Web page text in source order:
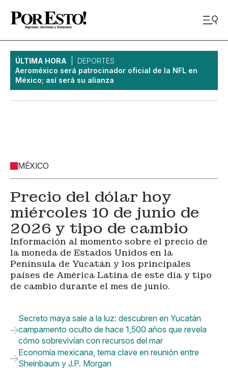
ÚLTIMA HORA
DEPORTES
Aeroméxico será patrocinador oficial de la NFL en
México; así será su alianza
MÉXICO
Precio del dólar hoy
miércoles 10 de junio de
2026 y tipo de cambio
Información al momento sobre el precio de
la moneda de Estados Unidos en la
Península de Yucatán y los principales
países de América Latina de este día y tipo
de cambio durante el mes de junio.
Secreto maya sale a la luz: descubren en Yucatán
campamento oculto de hace 1,500 años que revela
cómo sobrevivían con recursos del mar
Economía mexicana, tema clave en reunión entre
Sheinbaum y J.P. Morgan